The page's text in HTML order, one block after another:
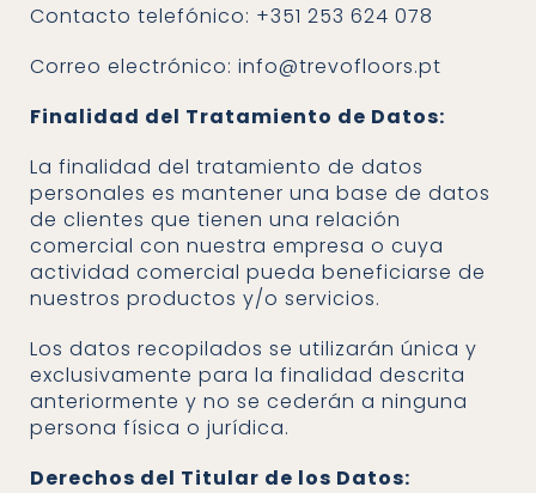
Contacto telefónico: +351 253 624 078
Correo electrónico: info@trevofloors.pt
Finalidad del Tratamiento de Datos:
La finalidad del tratamiento de datos
personales es mantener una base de datos
de clientes que tienen una relación
comercial con nuestra empresa o cuya
actividad comercial pueda beneficiarse de
nuestros productos y/o servicios.
Los datos recopilados se utilizarán única y
exclusivamente para la finalidad descrita
anteriormente y no se cederán a ninguna
persona física o jurídica.
Derechos del Titular de los Datos: